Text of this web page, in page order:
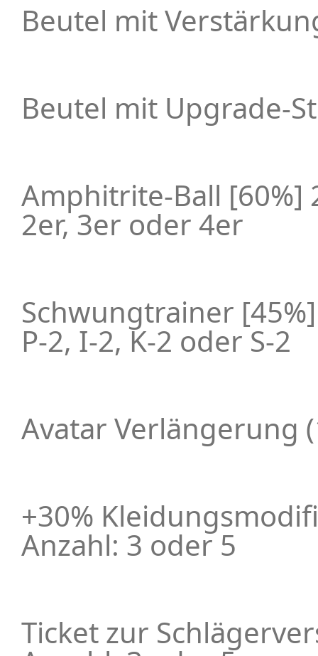
Beutel mit
Beutel mit Upgrade-
Amphitrite-Ball [60%]
2er, 3er oder 4er
Schwungtrainer [45%]
P-2, I-2, K-2 oder S-2
Avatar Verlängerung
+30%
Anzahl: 3 oder 5
Ticket zur